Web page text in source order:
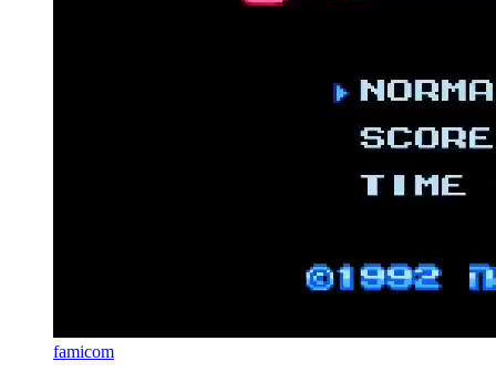
famicom